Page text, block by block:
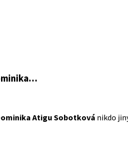
Atigu Sobotková nikdo